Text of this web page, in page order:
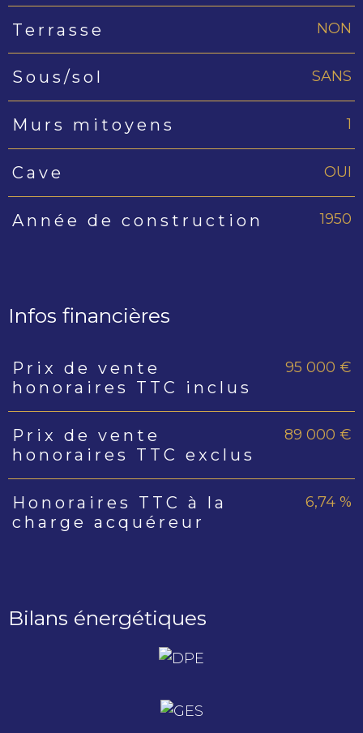
Terrasse NON
Sous/sol SANS
Murs mitoyens 1
Cave OUI
Année de construction 1950
Infos financières
Caractéristiques Valeurs
Prix de vente
honoraires TTC inclus
95 000 €
Prix de vente
honoraires TTC exclus
89 000 €
Honoraires TTC à la
charge acquéreur
6,74 %
Bilans énergétiques